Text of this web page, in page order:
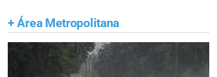
+ Área Metropolitana